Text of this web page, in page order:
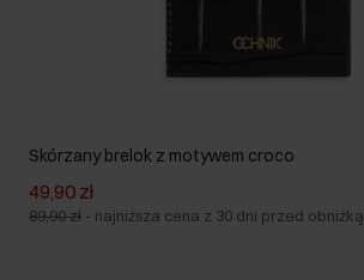
Skórzany brelok z motywem croco
49,90 zł
89,90 zł - najniższa cena z 30 dni przed obniżką